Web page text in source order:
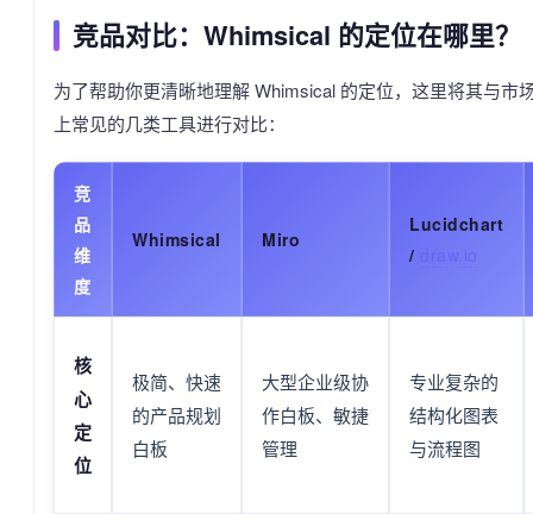
竞品对比：Whimsical 的定位在哪里？
为了帮助你更清晰地理解 Whimsical 的定位，这里将其与市
上常见的几类工具进行对比：
竞
品
维
度
Whimsical Miro
Lucidchart
/
draw.io
核
心
定
位
极简、快速
的产品规划
白板
大型企业级协
作白板、敏捷
管理
专业复杂的
结构化图表
与流程图